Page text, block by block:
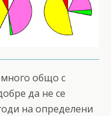
общо с
да не се
на определени